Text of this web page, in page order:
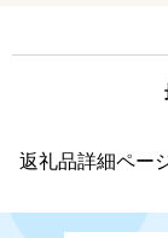
返礼品詳細ペー